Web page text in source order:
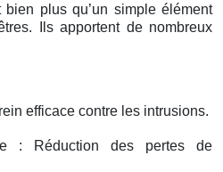
plus qu’un simple élément
Ils apportent de nombreux
efficace contre les intrusions.
: Réduction des pertes de